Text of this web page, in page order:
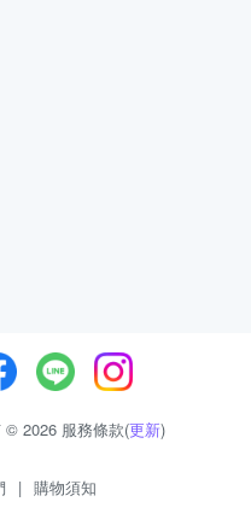
© 2026 服務條款(更新)
| 購物須知